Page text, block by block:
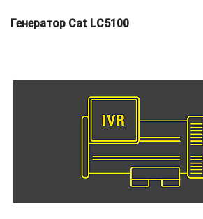
Генератор Cat LC5100